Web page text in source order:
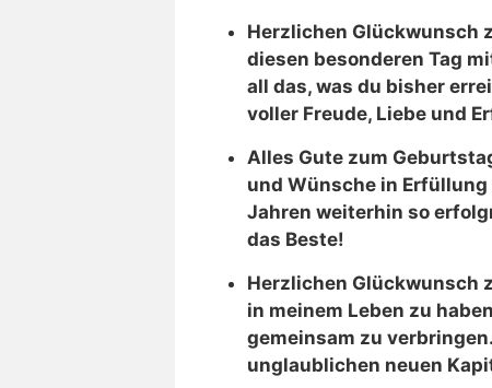
Herzlichen Glückwunsch
diesen besonderen Tag
all das, was du bisher
voller Freude, Liebe und
Alles Gute zum
und Wünsche in
Jahren weiterhin so
das Beste!
Herzlichen Glückwunsch
in meinem Leben zu
gemeinsam zu
unglaublichen neuen